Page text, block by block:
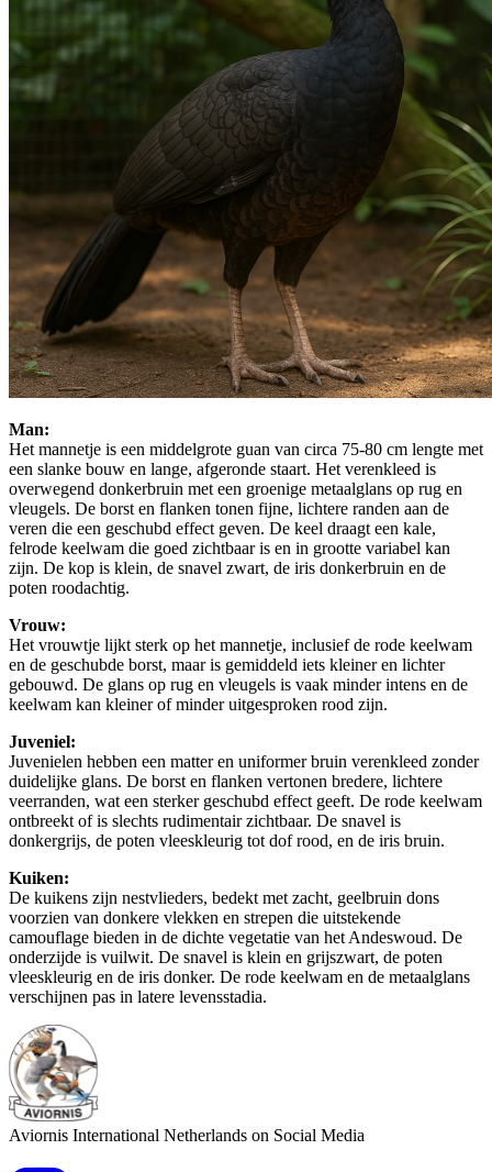
Man:
Het mannetje is een middelgrote guan van circa 75-80 cm lengte met
een slanke bouw en lange, afgeronde staart. Het verenkleed is
overwegend donkerbruin met een groenige metaalglans op rug en
vleugels. De borst en flanken tonen fijne, lichtere randen aan de
veren die een geschubd effect geven. De keel draagt een kale,
felrode keelwam die goed zichtbaar is en in grootte variabel kan
zijn. De kop is klein, de snavel zwart, de iris donkerbruin en de
poten roodachtig.
Vrouw:
Het vrouwtje lijkt sterk op het mannetje, inclusief de rode keelwam
en de geschubde borst, maar is gemiddeld iets kleiner en lichter
gebouwd. De glans op rug en vleugels is vaak minder intens en de
keelwam kan kleiner of minder uitgesproken rood zijn.
Juveniel:
Juvenielen hebben een matter en uniformer bruin verenkleed zonder
duidelijke glans. De borst en flanken vertonen bredere, lichtere
veerranden, wat een sterker geschubd effect geeft. De rode keelwam
ontbreekt of is slechts rudimentair zichtbaar. De snavel is
donkergrijs, de poten vleeskleurig tot dof rood, en de iris bruin.
Kuiken:
De kuikens zijn nestvlieders, bedekt met zacht, geelbruin dons
voorzien van donkere vlekken en strepen die uitstekende
camouflage bieden in de dichte vegetatie van het Andeswoud. De
onderzijde is vuilwit. De snavel is klein en grijszwart, de poten
vleeskleurig en de iris donker. De rode keelwam en de metaalglans
verschijnen pas in latere levensstadia.
Aviornis International Netherlands on Social Media